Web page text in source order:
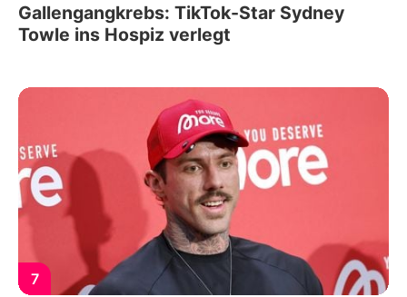
Gallengangkrebs: TikTok-Star Sydney
Towle ins Hospiz verlegt
7